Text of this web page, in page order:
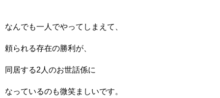
なんでも一人でやってしまえて、
頼られる存在の勝利が、
同居する2人のお世話係に
なっているのも微笑ましいです。